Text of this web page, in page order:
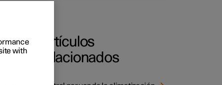
Artículos
relacionados
with